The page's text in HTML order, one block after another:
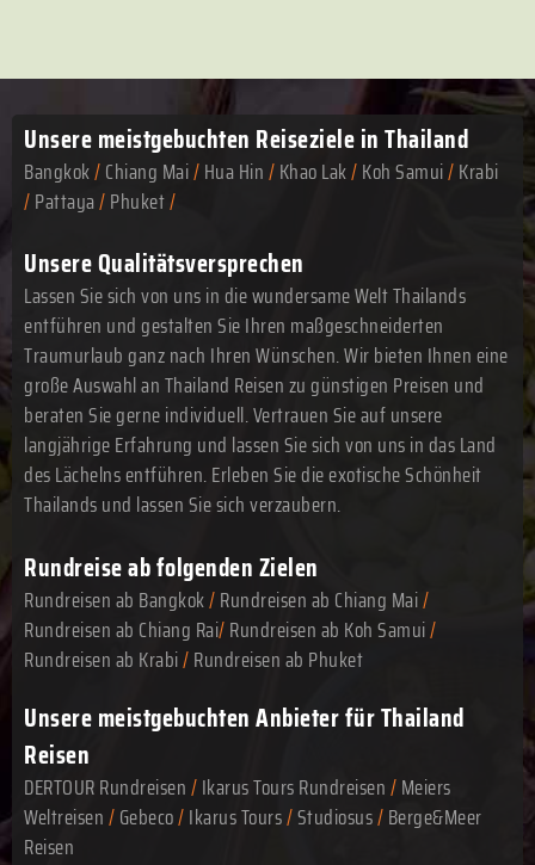
Unsere meistgebuchten Reiseziele in Thailand
Bangkok/Chiang Mai/Hua Hin/Khao Lak/Koh Samui/Krabi
/Pattaya/Phuket/
Unsere Qualitätsversprechen
Lassen Sie sich von uns in die wundersame Welt Thailands
entführen und gestalten Sie Ihren maßgeschneiderten
Traumurlaub ganz nach Ihren Wünschen. Wir bieten Ihnen eine
große Auswahl an Thailand Reisen zu günstigen Preisen und
beraten Sie gerne individuell. Vertrauen Sie auf unsere
langjährige Erfahrung und lassen Sie sich von uns in das Land
des Lächelns entführen. Erleben Sie die exotische Schönheit
Thailands und lassen Sie sich verzaubern.
Rundreise ab folgenden Zielen
Rundreisen ab Bangkok/Rundreisen ab Chiang Mai/
Rundreisen ab Chiang Rai/Rundreisen ab Koh Samui/
Rundreisen ab Krabi/Rundreisen ab Phuket
Unsere meistgebuchten Anbieter für Thailand
Reisen
DERTOUR Rundreisen/Ikarus Tours Rundreisen/Meiers
Weltreisen/Gebeco/Ikarus Tours/Studiosus/Berge&Meer
Reisen